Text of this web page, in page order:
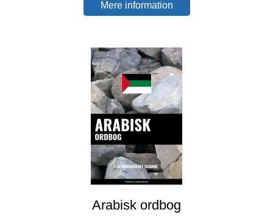
Mere information
Arabisk ordbog